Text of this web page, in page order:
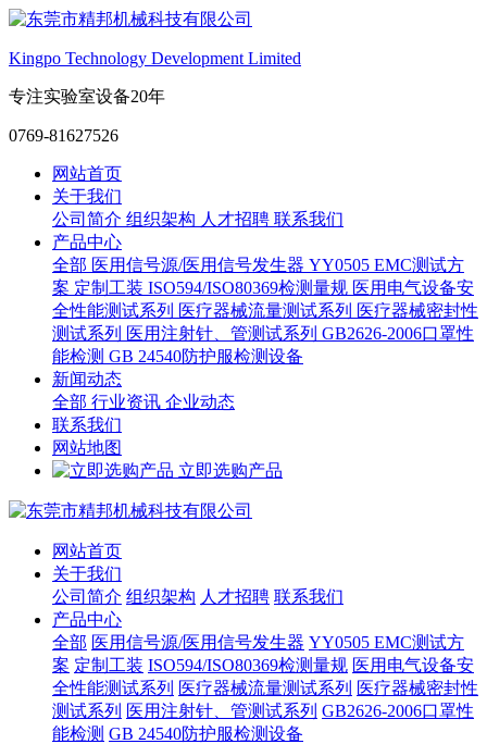
Kingpo Technology Development Limited
专注实验室设备20年
0769-81627526
网站首页
关于我们
公司简介 组织架构 人才招聘 联系我们
产品中心
全部 医用信号源/医用信号发生器 YY0505 EMC测试方
案 定制工装 ISO594/ISO80369检测量规 医用电气设备安
全性能测试系列 医疗器械流量测试系列 医疗器械密封性
测试系列 医用注射针、管测试系列 GB2626-2006口罩性
能检测 GB 24540防护服检测设备
新闻动态
全部 行业资讯 企业动态
联系我们
网站地图
立即选购产品
网站首页
关于我们
公司简介 组织架构 人才招聘 联系我们
产品中心
全部 医用信号源/医用信号发生器 YY0505 EMC测试方
案 定制工装 ISO594/ISO80369检测量规 医用电气设备安
全性能测试系列 医疗器械流量测试系列 医疗器械密封性
测试系列 医用注射针、管测试系列 GB2626-2006口罩性
能检测 GB 24540防护服检测设备